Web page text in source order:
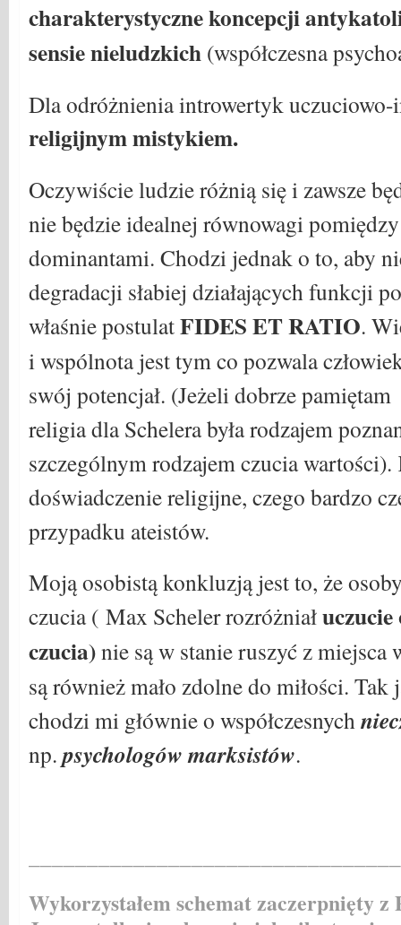
charakterystyczne koncepcji
sensie nieludzkich (współczesna
Dla odróżnienia introwertyk
religijnym mistykiem.
Oczywiście ludzie różnią się i zawsze
nie będzie idealnej równowagi
dominantami. Chodzi jednak o to, aby
degradacji słabiej działających funkcji
właśnie postulatFIDES ET RATIO.
i wspólnota jest tym co pozwala
swój potencjał. (Jeżeli dobrze
religia dla Schelera była rodzajem
szczególnym rodzajem czucia
doświadczenie religijne, czego bardzo
przypadku ateistów.
Moją osobistą konkluzją jest to, że
czucia ( Max Scheler rozróżniałuczucie
czucia)nie są w stanie ruszyć z miejsca
są również mało zdolne do miłości. Tak
chodzi mi głównie o współczesnych
np.psychologów marksistów.
Wykorzystałem schemat zaczerpnięty